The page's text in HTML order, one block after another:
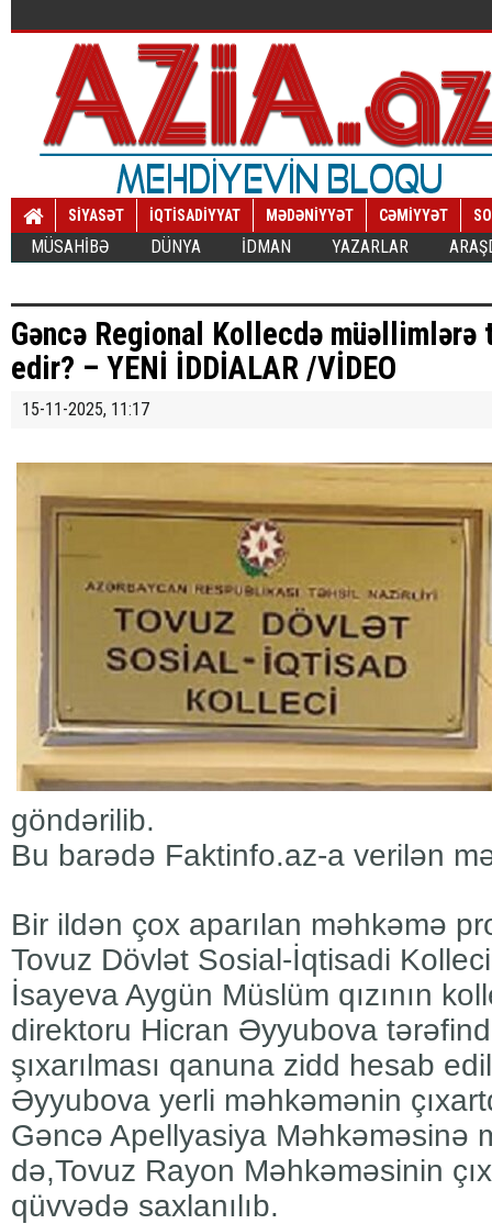
SİYASƏT İQTİSADİYYAT MƏDƏNİYYƏT CƏMİYYƏT
MÜSAHİBƏ DÜNYA İDMAN YAZARLAR
Gəncə Regional Kollecdə müəllimlərə
edir? – YENİ İDDİALAR /VİDEO
15-11-2025, 11:17
göndərilib.
Bu barədə Faktinfo.az-a verilən
Bir ildən çox aparılan məhkəmə
Tovuz Dövlət Sosial-İqtisadi
İsayeva Aygün Müslüm qızının
direktoru Hicran Əyyubova
şıxarılması qanuna zidd hesab
Əyyubova yerli məhkəmənin
Gəncə Apellyasiya Məhkəməsinə
də,Tovuz Rayon Məhkəməsinin
qüvvədə saxlanılıb.